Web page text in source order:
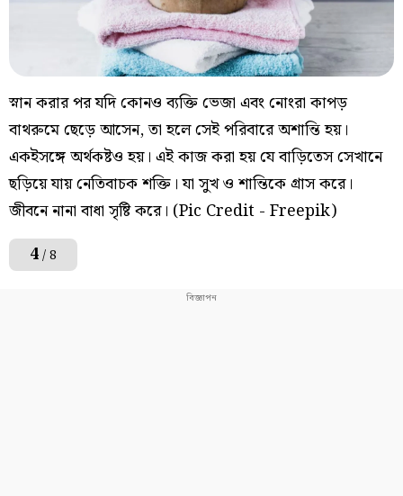
স্নান করার পর যদি কোনও ব্যক্তি ভেজা এবং নোংরা কাপড়
বাথরুমে ছেড়ে আসেন, তা হলে সেই পরিবারে অশান্তি হয়।
একইসঙ্গে অর্থকষ্টও হয়। এই কাজ করা হয় যে বাড়িতেস সেখানে
ছড়িয়ে যায় নেতিবাচক শক্তি। যা সুখ ও শান্তিকে গ্রাস করে।
জীবনে নানা বাধা সৃষ্টি করে। (Pic Credit - Freepik)
4/ 8